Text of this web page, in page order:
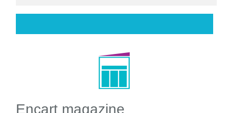
Encart magazine